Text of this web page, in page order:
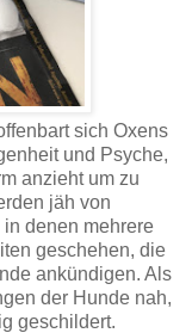
sich Oxens
und Psyche,
anzieht um zu
jäh von
denen mehrere
geschehen, die
ankündigen. Als
der Hunde nah,
geschildert.